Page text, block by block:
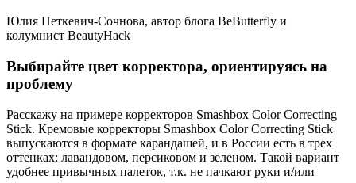
Юлия Петкевич-Сочнова, автор блога BeButterfly и
колумнист BeautyHack
Выбирайте цвет корректора, ориентируясь на
проблему
Расскажу на примере корректоров Smashbox Color Correcting
Stick. Кремовые корректоры Smashbox Color Correcting Stick
выпускаются в формате карандашей, и в России есть в трех
оттенках: лавандовом, персиковом и зеленом. Такой вариант
удобнее привычных палеток, т.к. не пачкают руки и/или